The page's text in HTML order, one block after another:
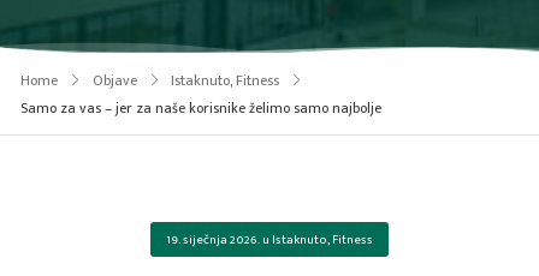
Home Objave Istaknuto, Fitness
Samo za vas – jer za naše korisnike želimo samo najbolje
19. siječnja 2026.u Istaknuto,Fitness